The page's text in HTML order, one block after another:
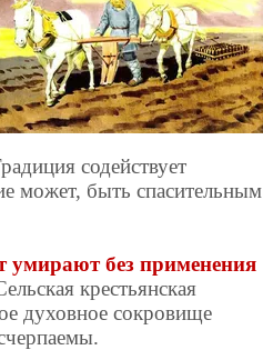
содействует
может, быть спасительным
умирают без применения
крестьянская
духовное сокровище